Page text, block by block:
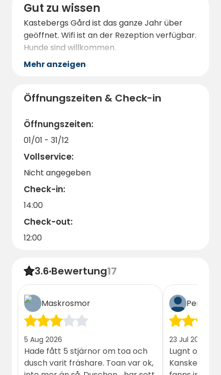
Gut zu wissen
Kastebergs Gård ist das ganze Jahr über
geöffnet. Wifi ist an der Rezeption verfügbar.
Hunde sind willkommen.
Mehr anzeigen
Öffnungszeiten & Check-in
Öffnungszeiten:
01/01 - 31/12
Vollservice:
Nicht angegeben
Check-in:
14:00
Check-out:
12:00
3.6·Bewertung17
Maskrosmor
5 Aug 2026
Hade fått 5 stjärnor om toa och
dusch varit fräshare. Toan var ok,
Per-Åke
23 Jul 2026
Lugnt o
Kanske en